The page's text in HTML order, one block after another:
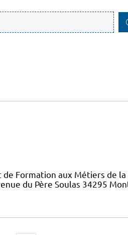
Formation aux Métiers de
du Père Soulas 34295